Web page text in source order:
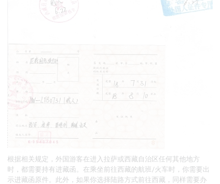
根据相关规定，外国游客在进入拉萨或西藏自治区任何其他地方
时，都需要持有进藏函。在乘坐前往西藏的航班/火车时，你需要出
示进藏函原件。此外，如果你选择陆路方式前往西藏，同样需要办